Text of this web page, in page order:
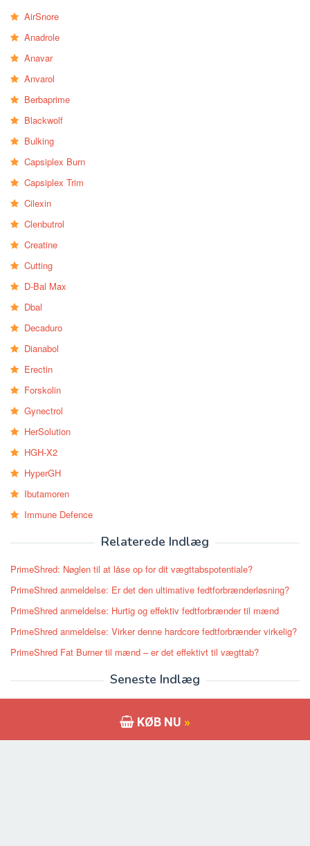
KØB NU »
AirSnore
Anadrole
Anavar
Anvarol
Berbaprime
Blackwolf
Bulking
Capsiplex Burn
Capsiplex Trim
Cilexin
Clenbutrol
Creatine
Cutting
D-Bal Max
Dbal
Decaduro
Dianabol
Erectin
Forskolin
Gynectrol
HerSolution
HGH-X2
HyperGH
Ibutamoren
Immune Defence
Relaterede Indlæg
PrimeShred: Nøglen til at låse op for dit vægttabspotentiale?
PrimeShred anmeldelse: Er det den ultimative fedtforbrænderløsning?
PrimeShred anmeldelse: Hurtig og effektiv fedtforbrænder til mænd
PrimeShred anmeldelse: Virker denne hardcore fedtforbrænder virkelig?
PrimeShred Fat Burner til mænd – er det effektivt til vægttab?
Seneste Indlæg
CrazyBulk D-Bal – Juridisk Dianabol Alternativ – Er det virkelig arbejde?